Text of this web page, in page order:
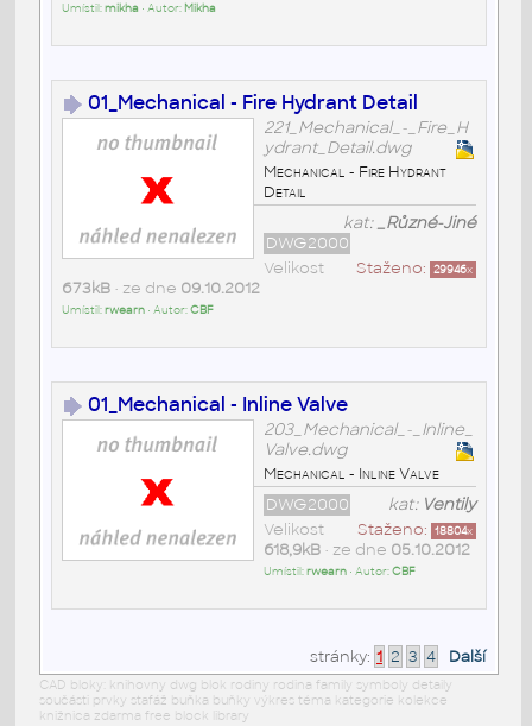
Umístil:mikha • Autor: Mikha
01_Mechanical - Fire Hydrant Detail
221_Mechanical_-_Fire_H
ydrant_Detail.dwg
Mechanical - Fire Hydrant
Detail
kat:_Různé-Jiné
DWG2000
Staženo: 29946x
Velikost
673kB• ze dne 09.10.2012
Umístil:rwearn• Autor:CBF
01_Mechanical - Inline Valve
203_Mechanical_-_Inline_
Valve.dwg
Mechanical - Inline Valve
kat: Ventily
DWG2000
Staženo: 18804x
Velikost
618,9kB• ze dne 05.10.2012
Umístil:rwearn• Autor:CBF
stránky: 1 2 3 4 Další
CAD bloky: knihovny dwg blok rodiny rodina family symboly detaily
součásti prvky stafáž buňka buňky výkres téma kategorie kolekce
knižnica zdarma free block library